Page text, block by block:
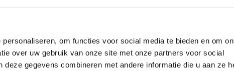
om functies voor social media te bieden en om
over uw gebruik van onze site met onze partners voor social
gegevens combineren met andere informatie die u aan ze
op - we helpen je graag verder met een ontwerp dat perfect